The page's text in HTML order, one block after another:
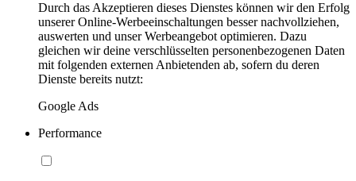
Durch das Akzeptieren dieses Dienstes können wir den Erfolg
unserer Online-Werbeeinschaltungen besser nachvollziehen,
auswerten und unser Werbeangebot optimieren. Dazu
gleichen wir deine verschlüsselten personenbezogenen Daten
mit folgenden externen Anbietenden ab, sofern du deren
Dienste bereits nutzt:
Google Ads
Performance